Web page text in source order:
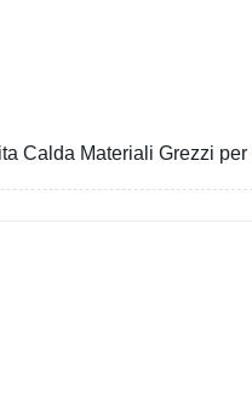
Calda Materiali Grezzi